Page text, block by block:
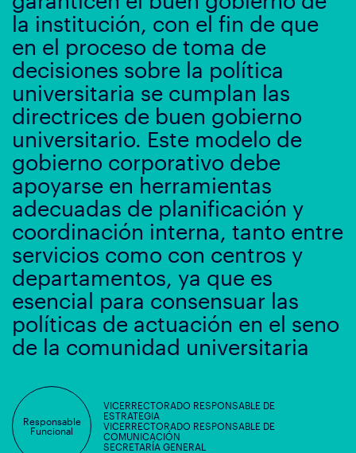
la institución, con el fin de que
en el proceso de toma de
decisiones sobre la política
universitaria se cumplan las
directrices de buen gobierno
universitario. Este modelo de
gobierno corporativo debe
apoyarse en herramientas
adecuadas de planificación y
coordinación interna, tanto entre
servicios como con centros y
departamentos, ya que es
esencial para consensuar las
políticas de actuación en el seno
de la comunidad universitaria
Responsable
Funcional
VICERRECTORADO RESPONSABLE DE
ESTRATEGIA
VICERRECTORADO RESPONSABLE DE
COMUNICACIÓN
SECRETARÍA GENERAL